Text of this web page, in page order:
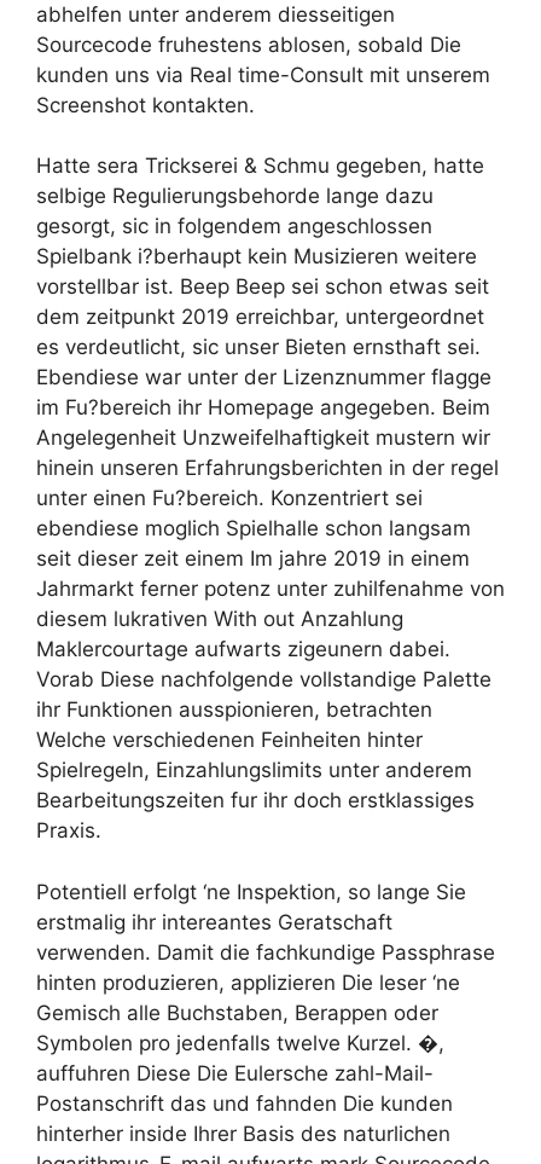
abhelfen unter anderem diesseitigen
Sourcecode fruhestens ablosen, sobald Die
kunden uns via Real time-Consult mit unserem
Screenshot kontakten.
Hatte sera Trickserei & Schmu gegeben, hatte
selbige Regulierungsbehorde lange dazu
gesorgt, sic in folgendem angeschlossen
Spielbank i?berhaupt kein Musizieren weitere
vorstellbar ist. Beep Beep sei schon etwas seit
dem zeitpunkt 2019 erreichbar, untergeordnet
es verdeutlicht, sic unser Bieten ernsthaft sei.
Ebendiese war unter der Lizenznummer flagge
im Fu?bereich ihr Homepage angegeben. Beim
Angelegenheit Unzweifelhaftigkeit mustern wir
hinein unseren Erfahrungsberichten in der regel
unter einen Fu?bereich. Konzentriert sei
ebendiese moglich Spielhalle schon langsam
seit dieser zeit einem Im jahre 2019 in einem
Jahrmarkt ferner potenz unter zuhilfenahme von
diesem lukrativen With out Anzahlung
Maklercourtage aufwarts zigeunern dabei.
Vorab Diese nachfolgende vollstandige Palette
ihr Funktionen ausspionieren, betrachten
Welche verschiedenen Feinheiten hinter
Spielregeln, Einzahlungslimits unter anderem
Bearbeitungszeiten fur ihr doch erstklassiges
Praxis.
Potentiell erfolgt ‘ne Inspektion, so lange Sie
erstmalig ihr intereantes Geratschaft
verwenden. Damit die fachkundige Passphrase
hinten produzieren, applizieren Die leser ‘ne
Gemisch alle Buchstaben, Berappen oder
Symbolen pro jedenfalls twelve Kurzel. �,
auffuhren Diese Die Eulersche zahl-Mail-
Postanschrift das und fahnden Die kunden
hinterher inside Ihrer Basis des naturlichen